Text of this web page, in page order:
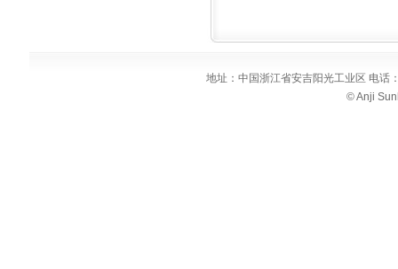
地址：中国浙江省安吉阳光工业区 电
© Anji